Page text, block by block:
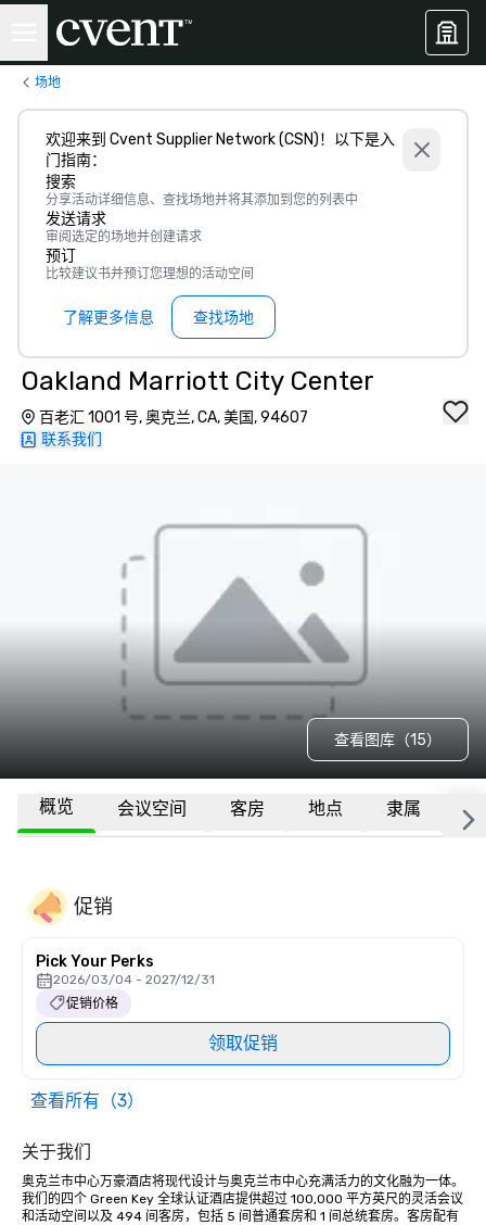
场地
欢迎来到 Cvent Supplier Network (CSN)！以下是入
门指南：
搜索
分享活动详细信息、查找场地并将其添加到您的列表中
发送请求
审阅选定的场地并创建请求
预订
比较建议书并预订您理想的活动空间
了解更多信息 查找场地
Oakland Marriott City Center
百老汇 1001 号, 奥克兰, CA, 美国, 94607
联系我们
查看图库（15）
概览 会议空间 客房 地点 隶属 更
促销
Pick Your Perks
2026/03/04 - 2027/12/31
促销价格
领取促销
查看所有（3）
关于我们
奥克兰市中心万豪酒店将现代设计与奥克兰市中心充满活力的文化融为一体。
我们的四个 Green Key 全球认证酒店提供超过 100,000 平方英尺的灵活会议
和活动空间以及 494 间客房，包括 5 间普通套房和 1 间总统套房。客房配有